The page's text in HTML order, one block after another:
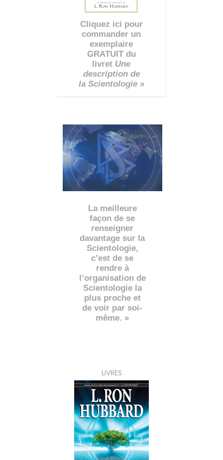
Cliquez ici pour
commander un
exemplaire
GRATUIT du
livret Une
description de
la Scientologie»
La meilleure
façon de se
renseigner
davantage sur la
Scientologie,
c’est de se
rendre à
l’organisation de
Scientologie la
plus proche et
de voir par soi-
même. »
LIVRES